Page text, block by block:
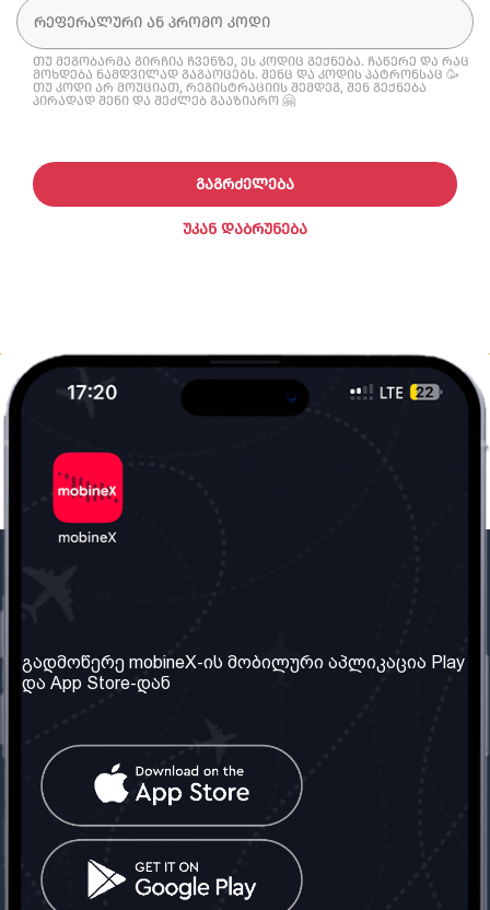
თუ მეგობარმა გირჩია ჩვენზე, ეს კოდიც გექნება. ჩაწერე და რაც
მოხდება ნამდვილად გაგაოცებს. შენც და კოდის პატრონსაც 🥳
თუ კოდი არ მოუციათ, რეგისტრაციის შემდეგ, შენ გექნება
პირადად შენი და შეძლებ გააზიარო 🤗
ᲣᲙᲐᲜ ᲓᲐᲑᲠᲣᲜᲔᲑᲐ
ᲒᲐᲒᲠᲫᲔᲚᲔᲑᲐ
ჩვენ შესახებ
ჩვენი სერვისები
წესები და პირობები
კითხვები
კონტაქტი
საქართველო: თბილისი
ტელ: 032 2 04 00 50
სოციალური ქსელი
გადმოწერე mobineX-ის მობილური აპლიკაცია Play
და App Store-დან